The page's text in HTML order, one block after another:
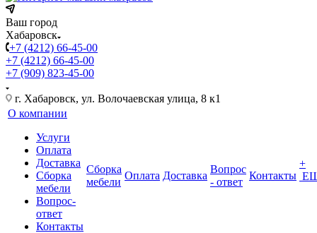
Ваш город
Хабаровск
+7 (4212) 66-45-00
+7 (4212) 66-45-00
+7 (909) 823-45-00
г. Хабаровск, ул. Волочаевская улица, 8 к1
О компании
Услуги
Оплата
Доставка
Сборка
мебели
Вопрос-
ответ
Контакты
Сборка
мебели
Оплата Доставка
Вопрос
- ответ
Контакты
+